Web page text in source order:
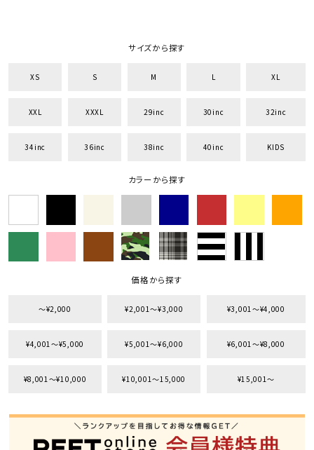
キーワードから探す
円 ～
サイズから探す
XS S M L XL
XXL XXXL 29inc 30inc 32inc
34inc 36inc 38inc 40inc KIDS
カラーから探す
価格から探す
〜¥2,000 ¥2,001〜¥3,000 ¥3,001〜¥4,000
¥4,001〜¥5,000 ¥5,001〜¥6,000 ¥6,001〜¥8,000
¥8,001〜¥10,000 ¥10,001〜15,000 ¥15,001〜